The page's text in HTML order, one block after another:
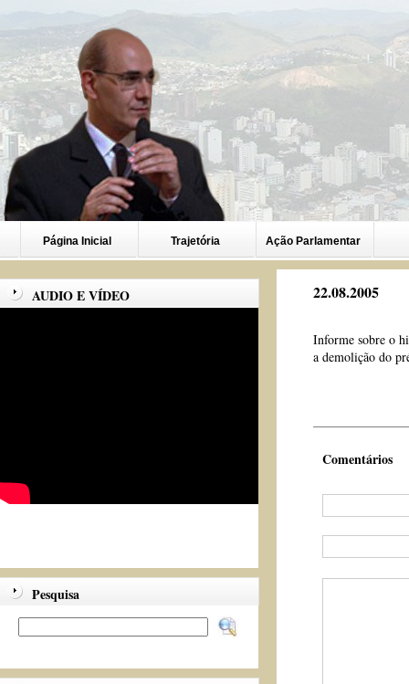
Página Inicial Trajetória Ação Parlamentar
AUDIO E VÍDEO
Pesquisa
22.08.2005
Informe sobre o
a demolição do
Comentários